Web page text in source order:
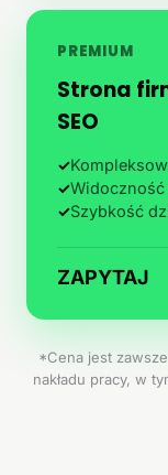
PREMIUM
Strona
SEO
✓
✓Widoczność
✓Szybkość
ZAPYTAJ
*Cena jest
nakładu pracy, w